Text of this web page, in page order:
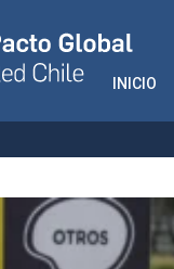
INICIO